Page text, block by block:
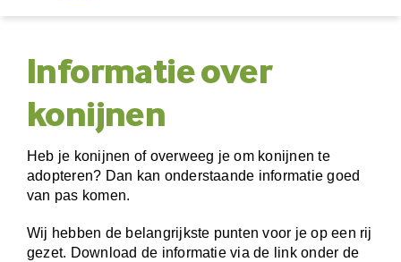
Informatie over
konijnen
Heb je konijnen of overweeg je om konijnen te
adopteren? Dan kan onderstaande informatie goed
van pas komen.
Wij hebben de belangrijkste punten voor je op een rij
gezet. Download de informatie via de link onder de